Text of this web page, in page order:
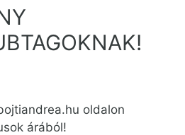
oldalon
árából!